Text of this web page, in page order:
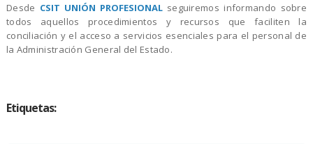
Desde CSIT UNIÓN PROFESIONALseguiremos informando sobre
todos aquellos procedimientos y recursos que faciliten la
conciliación y el acceso a servicios esenciales para el personal de
la Administración General del Estado.
Etiquetas: